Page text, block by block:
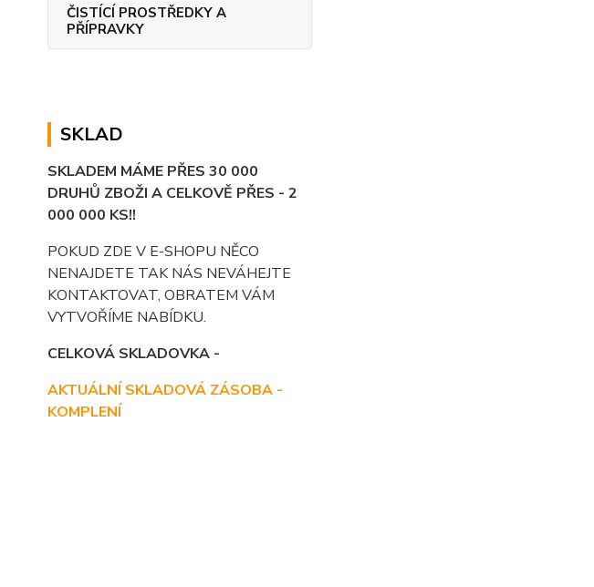
ČISTÍCÍ PROSTŘEDKY A
PŘÍPRAVKY
SKLAD
SKLADEM MÁME PŘES 30 000
DRUHŮ ZBOŽI A CELKOVĚ PŘES - 2
000 000 KS!!
POKUD ZDE V E-SHOPU NĚCO
NENAJDETE TAK NÁS NEVÁHEJTE
KONTAKTOVAT, OBRATEM VÁM
VYTVOŘÍME NABÍDKU.
CELKOVÁ SKLADOVKA -
AKTUÁLNÍ SKLADOVÁ ZÁSOBA -
KOMPLENÍ